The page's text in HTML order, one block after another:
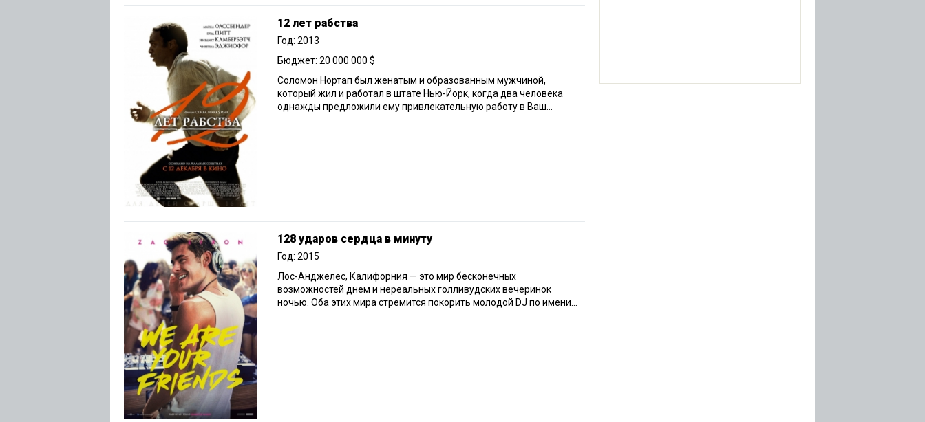
12 лет рабства
Год: 2013
Бюджет: 20 000 000 $
Соломон Нортап был женатым и образованным мужчиной,
который жил и работал в штате Нью-Йорк, когда два человека
однажды предложили ему привлекательную работу в Ваш...
128 ударов сердца в минуту
Год: 2015
Лос-Анджелес, Калифорния — это мир бесконечных
возможностей днем и нереальных голливудских вечеринок
ночью. Оба этих мира стремится покорить молодой DJ по имени...